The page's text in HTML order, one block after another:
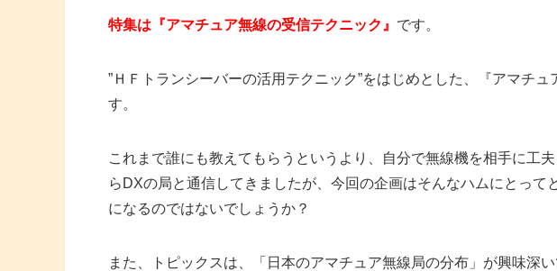
特集は『アマチュア無線の受信テクニック』 です。
”ＨＦトランシーバーの活用テクニック”をはじめとした、『アマチ
す。
これまで誰にも教えてもらうというより、自分で無線機を相手に工
らDXの局と通信してきましたが、今回の企画はそんなハムにとって
になるのではないでしょうか？
また、トピックスは、「日本のアマチュア無線局の分布」が興味深